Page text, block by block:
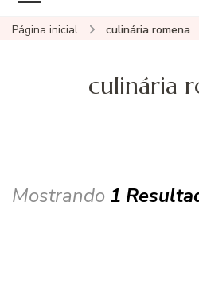
Página inicial culinária romena
culinária
Mostrando 1